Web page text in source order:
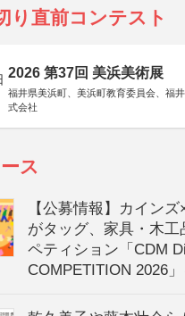
り直前コンテスト
2026 第37回 美浜美術展
福井県美浜町、美浜町教育委員会、福
式会社
ス
【公募情報】カイン
がタッグ、家具・木工
ペティション「CDM
COMPETITION 2026